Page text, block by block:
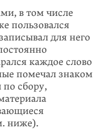
в том числе
пользовался
для него
каждое слово
помечал знаком
по сбору,
ниже).